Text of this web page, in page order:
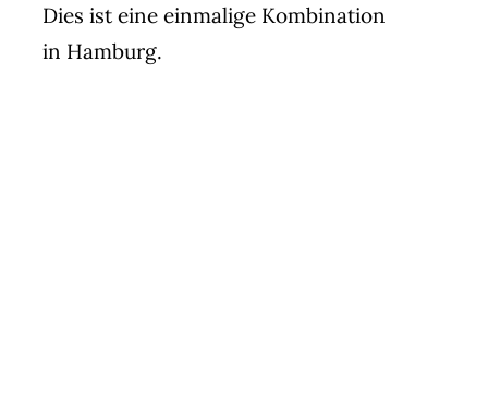
Dies ist eine einmalige Kombination
in Hamburg.